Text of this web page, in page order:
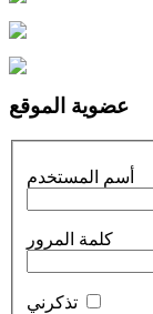
عضوية الموقع
أسم المستخدم
كلمة المرور